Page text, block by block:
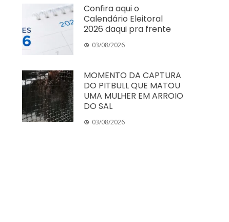
Confira aqui o
Calendário Eleitoral
2026 daqui pra frente
03/08/2026
MOMENTO DA CAPTURA
DO PITBULL QUE MATOU
UMA MULHER EM ARROIO
DO SAL
03/08/2026